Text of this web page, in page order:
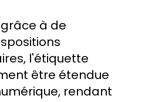
à de
l'étiquette
être étendue
rendant